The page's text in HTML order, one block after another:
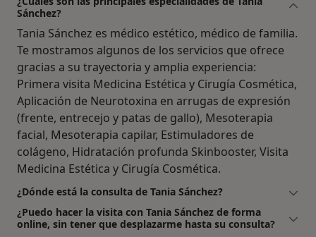
Sánchez?
Tania Sánchez es médico estético, médico de familia.
Te mostramos algunos de los servicios que ofrece
gracias a su trayectoria y amplia experiencia:
Primera visita Medicina Estética y Cirugía Cosmética,
Aplicación de Neurotoxina en arrugas de expresión
(frente, entrecejo y patas de gallo), Mesoterapia
facial, Mesoterapia capilar, Estimuladores de
colágeno, Hidratación profunda Skinbooster, Visita
Medicina Estética y Cirugía Cosmética.
¿Dónde está la consulta de Tania Sánchez?
¿Puedo hacer la visita con Tania Sánchez de forma
online, sin tener que desplazarme hasta su consulta?